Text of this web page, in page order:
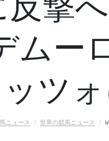
ムー
ツ
ニュース 世界の競馬ニュース